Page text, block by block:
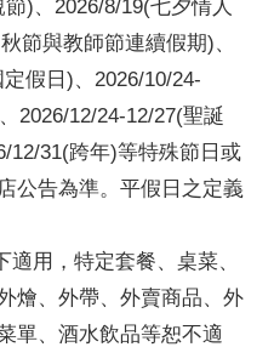
)、2026/8/19(七夕情人
節與教師節連續假期)、
假日)、2026/10/24-
2026/12/24-12/27(聖誕
12/31(跨年)等特殊節日或
公告為準。平假日之定義
用，特定套餐、桌菜、
燴、外帶、外賣商品、外
單、酒水飲品等恕不適